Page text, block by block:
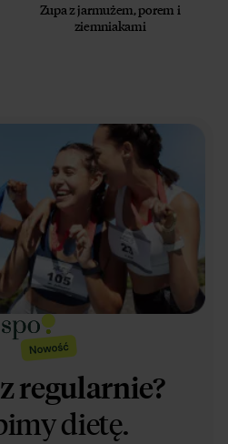
Zupa z jarmużem, porem i
ziemniakami
regularnie?
dietę.